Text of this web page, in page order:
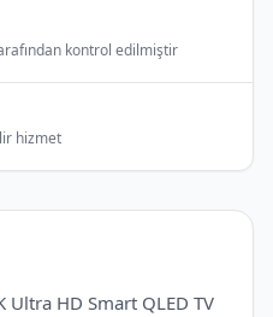
Ultra HD Smart QLED TV
kontrol edilmiştir
hizmet